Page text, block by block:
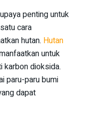
penting untuk
cara
hutan. Hutan
untuk
karbon dioksida.
paru-paru bumi
dapat